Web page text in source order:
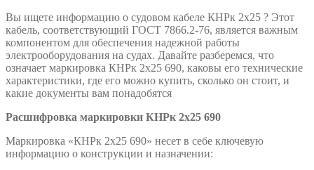
Вы ищете информацию о судовом кабеле КНРк 2х25 ? Этот
кабель, соответствующий ГОСТ 7866.2-76, является важным
компонентом для обеспечения надежной работы
электрооборудования на судах. Давайте разберемся, что
означает маркировка КНРк 2х25 690, каковы его технические
характеристики, где его можно купить, сколько он стоит, и
какие документы вам понадобятся
Расшифровка маркировки КНРк 2х25 690
Маркировка «КНРк 2х25 690» несет в себе ключевую
информацию о конструкции и назначении: